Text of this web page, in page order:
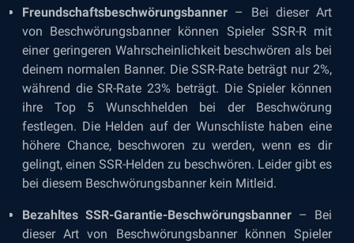
Freundschaftsbeschwörungsbanner – Bei dieser Art
von Beschwörungsbanner können Spieler SSR-R mit
einer geringeren Wahrscheinlichkeit beschwören als bei
deinem normalen Banner. Die SSR-Rate beträgt nur 2%,
während die SR-Rate 23% beträgt. Die Spieler können
ihre Top 5 Wunschhelden bei der Beschwörung
festlegen. Die Helden auf der Wunschliste haben eine
höhere Chance, beschworen zu werden, wenn es dir
gelingt, einen SSR-Helden zu beschwören. Leider gibt es
bei diesem Beschwörungsbanner kein Mitleid.
Bezahltes SSR-Garantie-Beschwörungsbanner – Bei
dieser Art von Beschwörungsbanner können Spieler